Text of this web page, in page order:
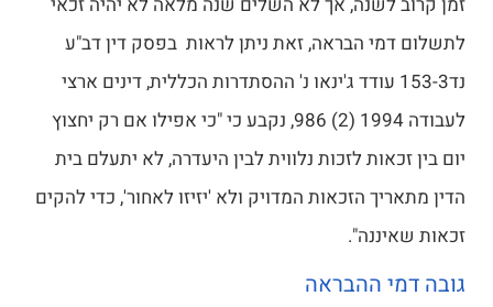
לתשלום דמי הבראה, זאת ניתן לראות בפסק דין דב"ע
נד153-3 עודד ג'ינאו נ' ההסתדרות הכללית, דינים ארצי
לעבודה 1994 (2) 986, נקבע כי "כי אפילו אם רק יחצוץ
יום בין זכאות לזכות נלווית לבין היעדרה, לא יתעלם בית
הדין מתאריך הזכאות המדויק ולא 'יזיזו לאחור', כדי להקים
זכאות שאיננה".
גובה דמי ההבראה